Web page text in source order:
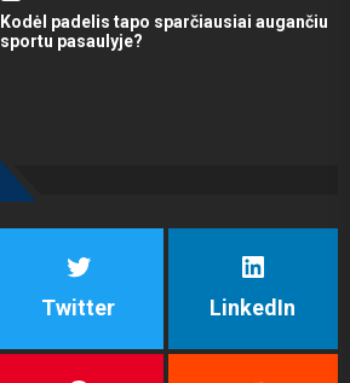
Kodėl padelis tapo sparčiausiai augančiu
sportu pasaulyje?
Twitter LinkedIn